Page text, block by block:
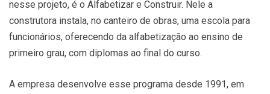
nesse projeto, é o Alfabetizar e Construir. Nele a
construtora instala, no canteiro de obras, uma escola para
funcionários, oferecendo da alfabetização ao ensino de
primeiro grau, com diplomas ao final do curso.
A empresa desenvolve esse programa desde 1991, em